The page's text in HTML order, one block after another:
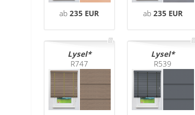
ab235 EUR ab 235 EUR
Lysel
R747
Lysel
R539